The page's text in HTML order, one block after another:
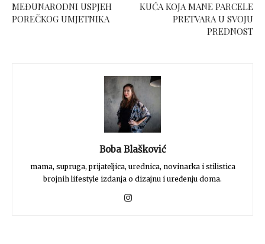
MEĐUNARODNI USPJEH
POREČKOG UMJETNIKA
KUĆA KOJA MANE PARCELE
PRETVARA U SVOJU
PREDNOST
Boba Blašković
mama, supruga, prijateljica, urednica, novinarka i stilistica
brojnih lifestyle izdanja o dizajnu i uređenju doma.